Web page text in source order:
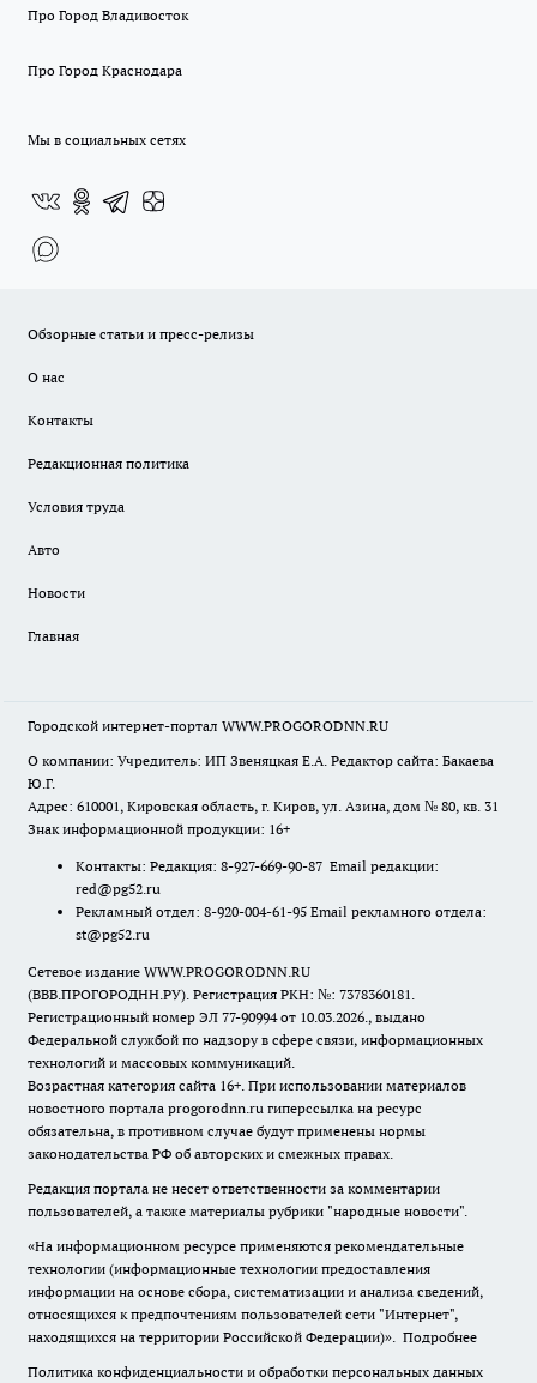
Про Город Владивосток
Про Город Краснодара
Мы в социальных сетях
Обзорные статьи и пресс-релизы
О нас
Контакты
Редакционная политика
Условия труда
Авто
Новости
Главная
Городской интернет-портал WWW.PROGORODNN.RU
О компании: Учредитель: ИП Звеняцкая Е.А. Редактор сайта: Бакаева
Ю.Г.
Адрес: 610001, Кировская область, г. Киров, ул. Азина, дом № 80, кв. 31
Знак информационной продукции: 16+
Контакты: Редакция: 8-927-669-90-87 Email редакции:
red@pg52.ru
Рекламный отдел: 8-920-004-61-95 Email рекламного отдела:
st@pg52.ru
Сетевое издание WWW.PROGORODNN.RU
(ВВВ.ПРОГОРОДНН.РУ). Регистрация РКН: №: 7378360181.
Регистрационный номер ЭЛ 77-90994 от 10.03.2026., выдано
Федеральной службой по надзору в сфере связи, информационных
технологий и массовых коммуникаций.
Возрастная категория сайта 16+. При использовании материалов
новостного портала progorodnn.ru гиперссылка на ресурс
обязательна, в противном случае будут применены нормы
законодательства РФ об авторских и смежных правах.
Редакция портала не несет ответственности за комментарии
пользователей, а также материалы рубрики "народные новости".
«На информационном ресурсе применяются рекомендательные
технологии (информационные технологии предоставления
информации на основе сбора, систематизации и анализа сведений,
относящихся к предпочтениям пользователей сети "Интернет",
находящихся на территории Российской Федерации)». Подробнее
Политика конфиденциальности и обработки персональных данных